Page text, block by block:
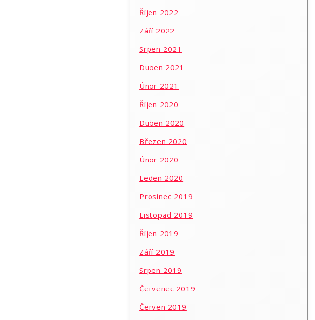
Říjen 2022
Září 2022
Srpen 2021
Duben 2021
Únor 2021
Říjen 2020
Duben 2020
Březen 2020
Únor 2020
Leden 2020
Prosinec 2019
Listopad 2019
Říjen 2019
Září 2019
Srpen 2019
Červenec 2019
Červen 2019